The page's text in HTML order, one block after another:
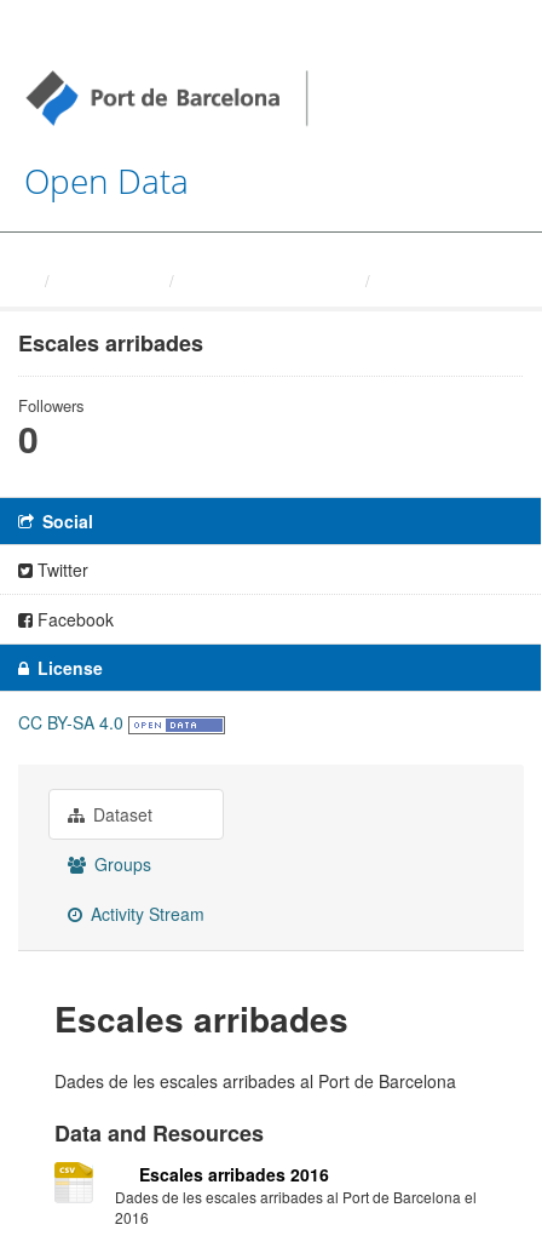
Open Data
Escales arribades
Followers
0
Social
Twitter
Facebook
License
CC BY-SA 4.0
Dataset
Groups
Activity Stream
Escales arribades
Dades de les escales arribades al Port de Barcelona
Data and Resources
Escales arribades 2016
Dades de les escales arribades al Port de Barcelona el
2016